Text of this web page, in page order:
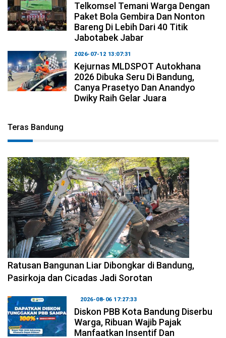
Telkomsel Temani Warga Dengan
Paket Bola Gembira Dan Nonton
Bareng Di Lebih Dari 40 Titik
Jabotabek Jabar
2026-07-12 13:07:31
Kejurnas MLDSPOT Autokhana
2026 Dibuka Seru Di Bandung,
Canya Prasetyo Dan Anandyo
Dwiky Raih Gelar Juara
Teras Bandung
2026-08-06 17:34:08
Ratusan Bangunan Liar Dibongkar di Bandung,
Pasirkoja dan Cicadas Jadi Sorotan
2026-08-06 17:27:33
Diskon PBB Kota Bandung Diserbu
Warga, Ribuan Wajib Pajak
Manfaatkan Insentif Dan